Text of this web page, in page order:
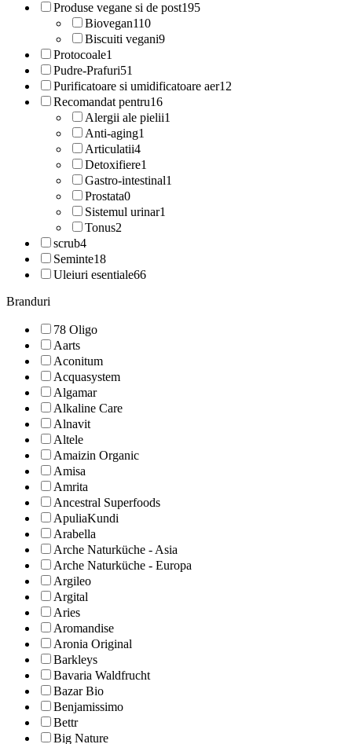
Produse vegane si de post195
Biovegan110
Biscuiti vegani9
Protocoale1
Pudre-Prafuri51
Purificatoare si umidificatoare aer12
Recomandat pentru16
Alergii ale pielii1
Anti-aging1
Articulatii4
Detoxifiere1
Gastro-intestinal1
Prostata0
Sistemul urinar1
Tonus2
scrub4
Seminte18
Uleiuri esentiale66
Branduri
78 Oligo
Aarts
Aconitum
Acquasystem
Algamar
Alkaline Care
Alnavit
Altele
Amaizin Organic
Amisa
Amrita
Ancestral Superfoods
ApuliaKundi
Arabella
Arche Naturküche - Asia
Arche Naturküche - Europa
Argileo
Argital
Aries
Aromandise
Aronia Original
Barkleys
Bavaria Waldfrucht
Bazar Bio
Benjamissimo
Bettr
Big Nature